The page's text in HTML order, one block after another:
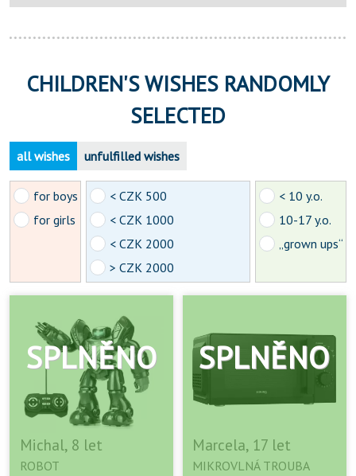
CHILDREN'S WISHES RANDOMLY
SELECTED
all wishes unfulfilled wishes
for boys
for girls
< CZK 500
< CZK 1000
< CZK 2000
> CZK 2000
< 10 y.o.
10-17 y.o.
„grown ups“
Michal, 8 let
ROBOT
Marcela, 17 let
MIKROVLNÁ TROUBA